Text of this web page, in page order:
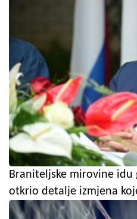
Braniteljske mirovine
otkrio detalje izmjena